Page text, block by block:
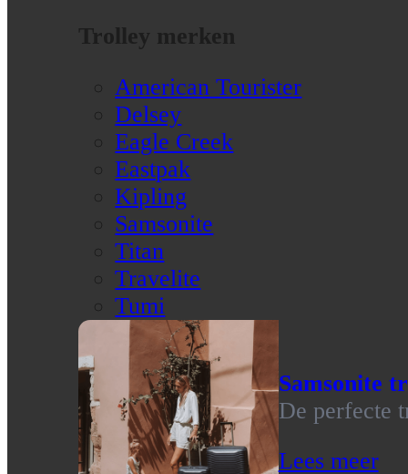
Trolley merken
American Tourister
Delsey
Eagle Creek
Eastpak
Kipling
Samsonite
Titan
Travelite
Tumi
Samsonite
De perfecte
Lees meer